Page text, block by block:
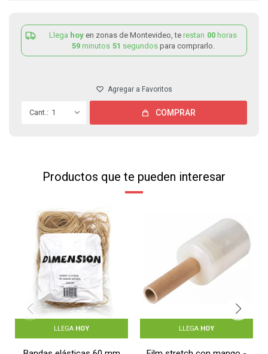
Llega hoy en zonas de Montevideo, te restan 00 horas
59 minutos 51 segundos para comprarlo.
1 COMPRAR
Productos que te pueden interesar
LLEGA HOY LLEGA HOY